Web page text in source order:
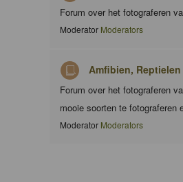
Forum over het fotograferen
Moderator Moderators
Amfibien,
Forum over het fotograferen
mooie soorten te fotograferen
Moderator Moderators